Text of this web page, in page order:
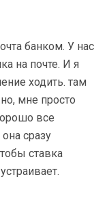
банком. У нас
на почте. И я
ходить. там
мне просто
все
сразу
ставка